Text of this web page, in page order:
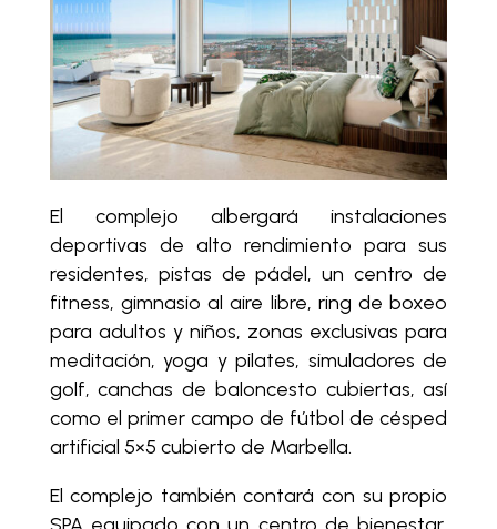
El complejo albergará instalaciones
deportivas de alto rendimiento para sus
residentes, pistas de pádel, un centro de
fitness, gimnasio al aire libre, ring de boxeo
para adultos y niños, zonas exclusivas para
meditación, yoga y pilates, simuladores de
golf, canchas de baloncesto cubiertas, así
como el primer campo de fútbol de césped
artificial 5×5 cubierto de Marbella.
El complejo también contará con su propio